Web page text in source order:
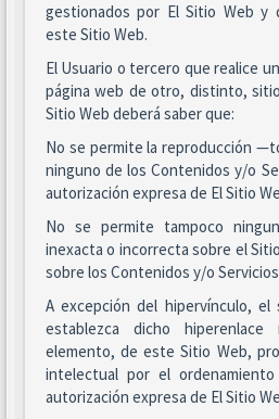
gestionados por El Sitio Web y
este Sitio Web.
El Usuario o tercero que realice
página web de otro, distinto,
Sitio Web deberá saber que:
No se permite la reproducción
ninguno de los Contenidos y/o
autorización expresa de El Sitio
No se permite tampoco
inexacta o incorrecta sobre el
sobre los Contenidos y/o
A excepción del hipervínculo,
establezca dicho
elemento, de este Sitio Web,
intelectual por el
autorización expresa de El Sitio